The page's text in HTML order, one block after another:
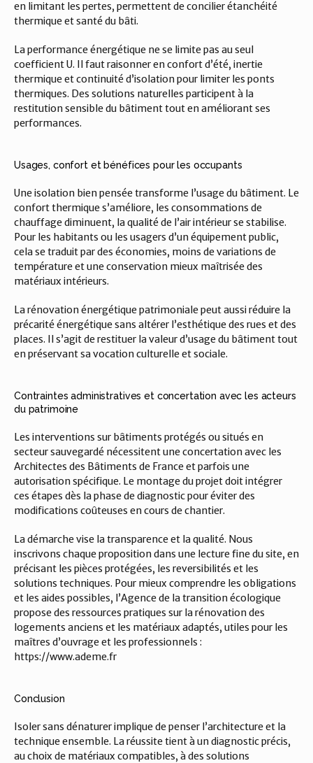
en limitant les pertes, permettent de concilier étanchéité
thermique et santé du bâti.
La performance énergétique ne se limite pas au seul
coefficient U. Il faut raisonner en confort d’été, inertie
thermique et continuité d’isolation pour limiter les ponts
thermiques. Des solutions naturelles participent à la
restitution sensible du bâtiment tout en améliorant ses
performances.
Usages, confort et bénéfices pour les occupants
Une isolation bien pensée transforme l’usage du bâtiment. Le
confort thermique s’améliore, les consommations de
chauffage diminuent, la qualité de l’air intérieur se stabilise.
Pour les habitants ou les usagers d’un équipement public,
cela se traduit par des économies, moins de variations de
température et une conservation mieux maîtrisée des
matériaux intérieurs.
La rénovation énergétique patrimoniale peut aussi réduire la
précarité énergétique sans altérer l’esthétique des rues et des
places. Il s’agit de restituer la valeur d’usage du bâtiment tout
en préservant sa vocation culturelle et sociale.
Contraintes administratives et concertation avec les acteurs
du patrimoine
Les interventions sur bâtiments protégés ou situés en
secteur sauvegardé nécessitent une concertation avec les
Architectes des Bâtiments de France et parfois une
autorisation spécifique. Le montage du projet doit intégrer
ces étapes dès la phase de diagnostic pour éviter des
modifications coûteuses en cours de chantier.
La démarche vise la transparence et la qualité. Nous
inscrivons chaque proposition dans une lecture fine du site, en
précisant les pièces protégées, les reversibilités et les
solutions techniques. Pour mieux comprendre les obligations
et les aides possibles, l’Agence de la transition écologique
propose des ressources pratiques sur la rénovation des
logements anciens et les matériaux adaptés, utiles pour les
maîtres d’ouvrage et les professionnels :
https://www.ademe.fr
Conclusion
Isoler sans dénaturer implique de penser l’architecture et la
technique ensemble. La réussite tient à un diagnostic précis,
au choix de matériaux compatibles, à des solutions